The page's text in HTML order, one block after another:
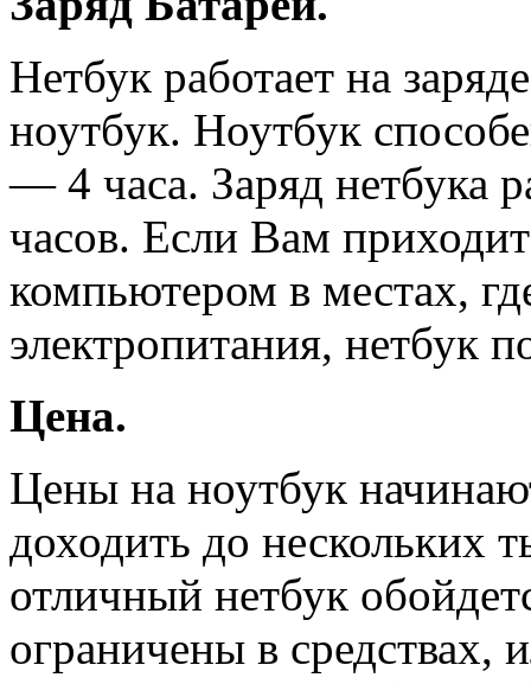
Нетбук работает на
ноутбук. Ноутбук
— 4 часа. Заряд нетбука
часов. Если Вам
компьютером в местах,
электропитания, нетбук
Цена.
Цены на ноутбук
доходить до нескольких
отличный нетбук
ограничены в средствах,